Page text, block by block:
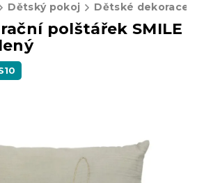
Dětský pokoj Dětské dekorace
polštářek SMILE